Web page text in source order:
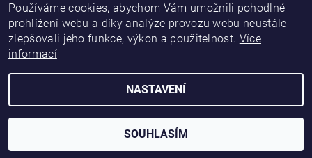
PVC madla
2026 ©Eproficio, všechna práva vyhrazena
Vytvořil Shoptet
Používáme cookies, abychom Vám umožnili pohodlné
prohlížení webu a díky analýze provozu webu neustále
zlepšovali jeho funkce, výkon a použitelnost. Více
informací
NASTAVENÍ
SOUHLASÍM